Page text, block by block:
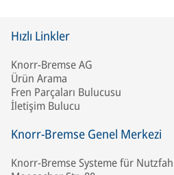
Hızlı Linkler
Knorr-Bremse AG
Ürün Arama
Fren Parçaları Bulucusu
İletişim Bulucu
Knorr-Bremse Genel Merkezi
Knorr-Bremse Systeme für